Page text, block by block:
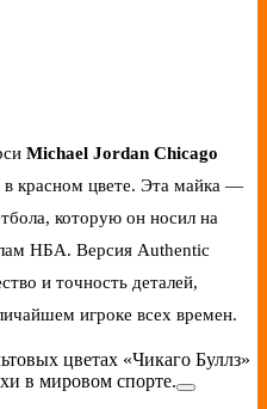
Michael Jordan Chicago
в красном цвете. Эта майка —
которую он носил на
НБА. Версия Authentic
и точность деталей,
игроке всех времен.
цветах «Чикаго Буллз»
в мировом спорте.